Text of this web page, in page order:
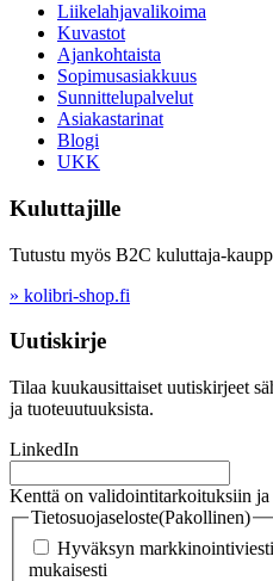
Liikelahjavalikoima
Kuvastot
Ajankohtaista
Sopimusasiakkuus
Sunnittelupalvelut
Asiakastarinat
Blogi
UKK
Kuluttajille
Tutustu myös B2C kuluttaja-
» kolibri-shop.fi
Uutiskirje
Tilaa kuukausittaiset uutiskirjeet
ja tuoteuutuuksista.
LinkedIn
Kenttä on validointitarkoituksiin ja
Tietosuojaseloste(Pakollinen)
Hyväksyn
mukaisesti